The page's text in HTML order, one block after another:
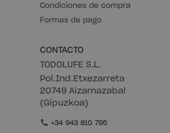
Condiciones de compra
Formas de pago
CONTACTO
TODOLUFE S.L.
Pol.Ind.Etxezarreta
20749 Aizarnazabal
(Gipuzkoa)
+34 943 810 795